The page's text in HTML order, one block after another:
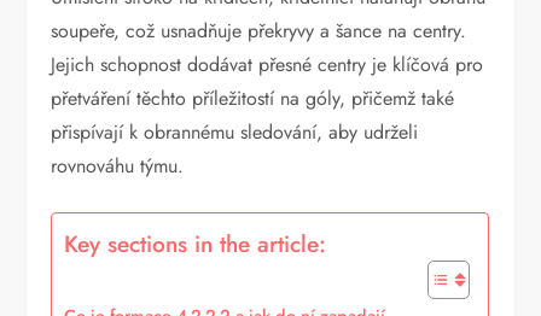
soupeře, což usnadňuje překryvy a šance na centry.
Jejich schopnost dodávat přesné centry je klíčová pro
přetváření těchto příležitostí na góly, přičemž také
přispívají k obrannému sledování, aby udrželi
rovnováhu týmu.
Key sections in the article: